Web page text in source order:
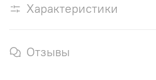
Характеристики
Отзывы